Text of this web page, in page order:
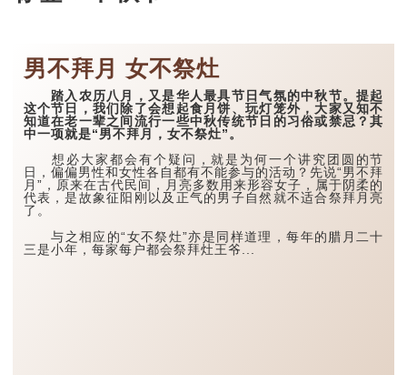
男不拜月 女不祭灶
踏入农历八月，又是华人最具节日气氛的中秋节。提起
这个节日，我们除了会想起食月饼、玩灯笼外，大家又知不
知道在老一辈之间流行一些中秋传统节日的习俗或禁忌？其
中一项就是“男不拜月，女不祭灶”。
想必大家都会有个疑问，就是为何一个讲究团圆的节
日，偏偏男性和女性各自都有不能参与的活动？先说“男不拜
月”，原来在古代民间，月亮多数用来形容女子，属于阴柔的
代表，是故象征阳刚以及正气的男子自然就不适合祭拜月亮
了。
与之相应的“女不祭灶”亦是同样道理，每年的腊月二十
三是小年，每家每户都会祭拜灶王爷...